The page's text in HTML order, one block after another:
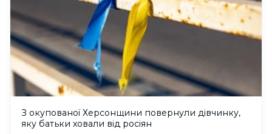
З окупованої Херсонщини повернули дівчинку,
яку батьки ховали від росіян